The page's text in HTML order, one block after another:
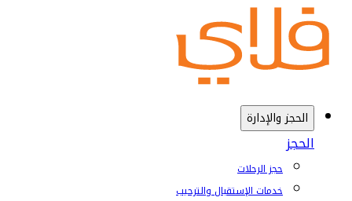
الحجز والإدارة
الحجز
حجز الرحلات
خدمات الإستقبال والترحيب